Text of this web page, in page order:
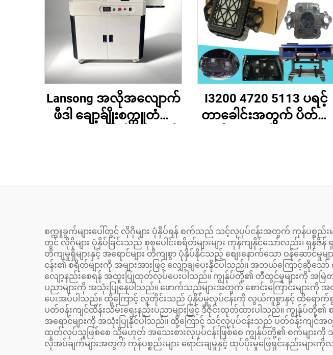
Lansong အလိုအလျောက်
ဖီဒါ ချော့ခ်ျိုးစက္ကူတံဘိ
I3200 4720 5113 ပရင့်
တာခေါင်းအတွက် ပိတ်ဆို့
စက္ကူခွက်များပေါ်တွင် လိုဂိုများ ပုံနှိပ်ရန် စက်သည် သင့်လုပုပ်ငန်းအတွက် ကုန်ပစ္စည်
တွင် လိုဂိုများ ပုံနှိပ်ခြင်းသည် စုစုပေါင်းစရိတ်များများ ကုန်ကျနိုင်သော်လည်း၊ ရှ
တိကျမှုရှိများနှင့် အရောင်များ တိကျစွာ ပုံနှိပ်နိုင်သည့် စျေးနောက်သော ဝန်ဆေ
ငန်း၏ စရိတ်များကို အများအားဖြင့် လျှော့ချပေးနိုင်ပါသည်။ အဘယ်ကြောင့်ဆိုသေ
လျော့နည်းစေရန် အထူးပြုထုတ်လုပ်ပေးပါသည်။ ကျွန်ုပ်တို့၏ တီထွင်မှုများကို အမြဲ
ပညာများကို အသုံးပြုနေပါသည်။ ဖောက်သည်များအတွက် စောင်းကြောင်းမျ
ပေးအပ်ပါသည်။ ထို့ကြောင့် လူတိုင်းသည် ပုံနှိပ်မှုလုပ်ငန်းကို လွယ်ကူစွာနှင့် ထိရောက်စွာ
ပတ်ဝန်းကျင်ထိန်းသိမ်းရေးနည်းပညာများဖြင့် ဒီဇိုင်းထုတ်ထားပါသည်။ ကျွန်ု
အရောင်များကို အသုံးပြုနိုင်ပါသည်။ ထို့ကြောင့် သင့်လုပုပ်ငန်းသည် ပတ်ဝန်းကျ
ထုတ်လုပ်သူဖြစ်စေ သို့မဟုတ် အသေးစားလုပုပ်ငန်းဖြစ်စေ ကျွန်ုပ်တို့၏ စက်မျာ
လိုအပ်ချက်များအတွက် ကုန်ပစ္စည်းများ ရောင်းချမှုနှင့် ထုပ်ပိုးမှုဖြေရှင်းနည်းများ